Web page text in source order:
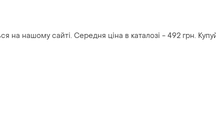
на нашому сайті. Середня ціна в каталозі - 492 грн.